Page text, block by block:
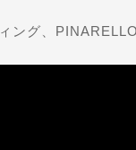
ング、